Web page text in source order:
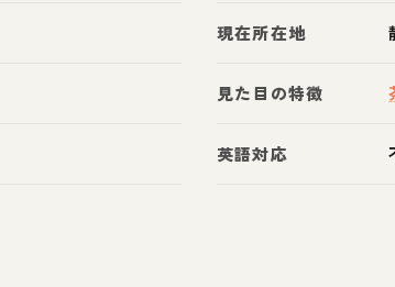
現在所在地
見た目の特徴
英語対応